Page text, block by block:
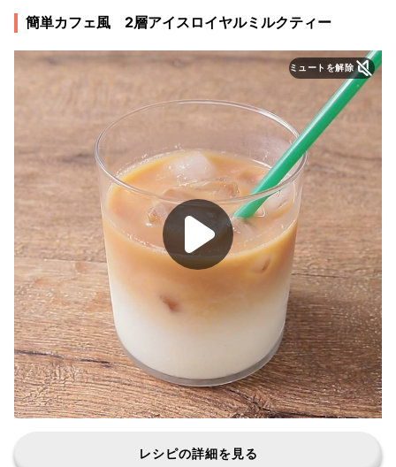
簡単カフェ風 2層アイスロイヤルミルクティー
ミュートを解除
レシピの詳細を見る